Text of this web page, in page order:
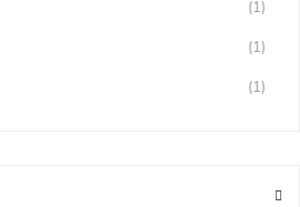
(1)
(1)
(1)